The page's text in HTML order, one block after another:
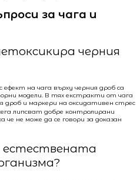
за чага и
черния
на чага върху черния дроб са
модели. В тях екстракти от чага
и маркери на оксидативен стрес
липсват добре контролирани
че не може да се говори за доказан
естествената